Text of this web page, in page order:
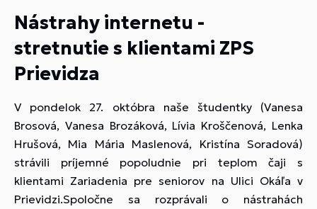
Nástrahy internetu -
stretnutie s klientami ZPS
Prievidza
V pondelok 27. októbra naše študentky (Vanesa
Brosová, Vanesa Brozáková, Lívia Kroščenová, Lenka
Hrušová, Mia Mária Maslenová, Kristína Soradová)
strávili príjemné popoludnie pri teplom čaji s
klientami Zariadenia pre seniorov na Ulici Okáľa v
Prievidzi.Spoločne sa rozprávali o nástrahách